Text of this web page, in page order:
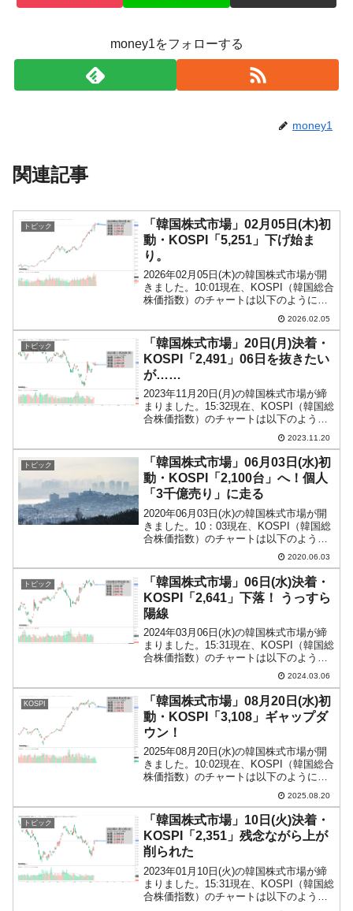
ている意外な選手とは？
money1をフォローする
money1
関連記事
トピック
「韓国株式市場」02月05日(木)初
動・KOSPI「5,251」下げ始ま
り。
2026年02月05日(木)の韓国株式市場が開
きました。10:01現在、KOSPI（韓国総合
株価指数）のチャートは以下のようにな
『Investing.com』より引用）。下げて始
まりました。KOSPIは「5,251」ま...
2026.02.05
トピック
「韓国株式市場」20日(月)決着・
KOSPI「2,491」06日を抜きたい
が……
2023年11月20日(月)の韓国株式市場が締
まりました。15:32現在、KOSPI（韓国総
合株価指数）のチャートは以下のように
『Investing.com』より引用）。微妙なと
ころで止まりました。陽線ではあります
が...
2023.11.20
トピック
「韓国株式市場」06月03日(水)初
動・KOSPI「2,100台」へ！個人
「3千億売り」に走る
2020年06月03日(水)の韓国株式市場が開
きました。10：03現在、KOSPI（韓国総
合株価指数）のチャートは以下のように
『Investing.com』より引用）。KOSPIは
「2,100台」へジャンプアップしま...
2020.06.03
トピック
「韓国株式市場」06日(水)決着・
KOSPI「2,641」下落！ うっすら
陽線
2024年03月06日(水)の韓国株式市場が締
まりました。15:31現在、KOSPI（韓国総
合株価指数）のチャートは以下のように
『Investing.com』より引用）。うっすら
陽線で締まりましたが、KOSPIは下落...
2024.03.06
KOSPI
「韓国株式市場」08月20日(水)初
動・KOSPI「3,108」ギャップダ
ウン！
2025年08月20日(水)の韓国株式市場が開
きました。10:02現在、KOSPI（韓国総合
株価指数）のチャートは以下のようにな
『Investing.com』より引用）。ギャップ
ダウンして始まりました。現在のところ
陰線...
2025.08.20
トピック
「韓国株式市場」10日(火)決着・
KOSPI「2,351」残念ながら上が
削られた
2023年01月10日(火)の韓国株式市場が締
まりました。15:31現在、KOSPI（韓国総
合株価指数）のチャートは以下のように